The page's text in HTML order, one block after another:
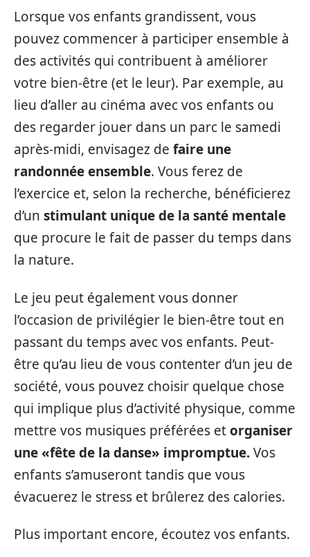
Lorsque vos enfants grandissent, vous
pouvez commencer à participer ensemble à
des activités qui contribuent à améliorer
votre bien-être (et le leur). Par exemple, au
lieu d’aller au cinéma avec vos enfants ou
des regarder jouer dans un parc le samedi
après-midi, envisagez de faire une
randonnée ensemble. Vous ferez de
l’exercice et, selon la recherche, bénéficierez
d’un stimulant unique de la santé mentale
que procure le fait de passer du temps dans
la nature.
Le jeu peut également vous donner
l’occasion de privilégier le bien-être tout en
passant du temps avec vos enfants. Peut-
être qu’au lieu de vous contenter d’un jeu de
société, vous pouvez choisir quelque chose
qui implique plus d’activité physique, comme
mettre vos musiques préférées etorganiser
une «fête de la danse» impromptue.Vos
enfants s’amuseront tandis que vous
évacuerez le stress et brûlerez des calories.
Plus important encore, écoutez vos enfants.